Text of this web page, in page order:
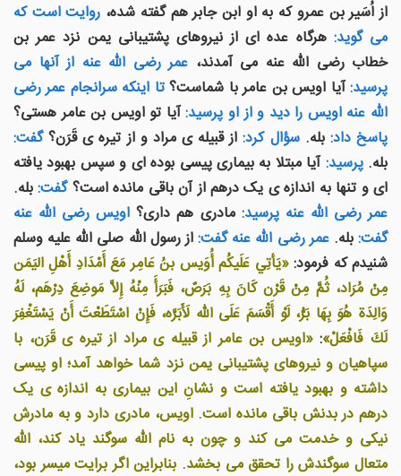
از اُسَير بن عمرو که به او ابن جابر هم گفته شده، روایت است که
می گويد: هرگاه عده ای از نيروهای پشتيبانی يمن نزد عمر بن
خطاب رضی الله عنه می آمدند، عمر رضی الله عنه از آنها می
پرسيد:آيا اويس بن عامر با شماست؟تا اينکه سرانجام عمر رضی
الله عنه اويس را ديد و از او پرسيد:آيا تو اويس بن عامر هستی؟
پاسخ داد: بله. سؤال کرد:از قبيله ی مراد و از تيره ی قَرَن؟گفت:
بله. پرسيد:آيا مبتلا به بيماری پيسی بوده ای و سپس بهبود يافته
ای و تنها به اندازه ی يک درهم از آن باقی مانده است؟گفت:بله.
عمر رضی الله عنه پرسيد: مادری هم داری؟اويس رضی الله عنه
گفت:بله. عمر رضی الله عنه گفت:از رسول الله صلى الله عليه وسلم
شنيدم که فرمود:«يَأتِي عَلَيكُم أُوَيس بنُ عَامِر مَعَ أَمْدَادِ أَهْلِ اليَمَن
مِنْ مُرَاد، ثُمَّ مِنْ قَرْن كَانَ بِهِ بَرَصٌ، فَبَرَأَ مِنْهُ إِلاَّ مَوضِعَ دِرْهَم، لَهُ
وَالِدَة هُوَ بِهَا بَرُّ، لَوْ أَقْسَمَ عَلَى الله لَأَبَرَّه، فَإِنْ اسْتَطَعْتَ أَنْ يَسْتَغْفِرَ
لَكَ فَافْعَلْ»:«اويس بن عامر از قبيله ی مراد از تيره ی قَرَن، با
سپاهيان و نيروهای پشتيبانی يمن نزد شما خواهد آمد؛ او پيسی
داشته و بهبود يافته است و نشانِ اين بيماری به اندازه ی يک
درهم در بدنش باقی مانده است. اويس، مادری دارد و به مادرش
نيکی و خدمت می کند و چون به نام الله سوگند ياد کند، الله
متعال سوگندش را تحقق می بخشد. بنابراین اگر برایت میسر بود،